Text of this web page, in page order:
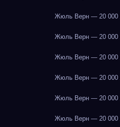
Жюль Верн — 20 000
Жюль Верн — 20 000
Жюль Верн — 20 000
Жюль Верн — 20 000
Жюль Верн — 20 000
Жюль Верн — 20 000